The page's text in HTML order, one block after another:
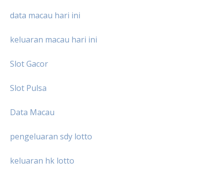
data macau hari ini
keluaran macau hari ini
Slot Gacor
Slot Pulsa
Data Macau
pengeluaran sdy lotto
keluaran hk lotto